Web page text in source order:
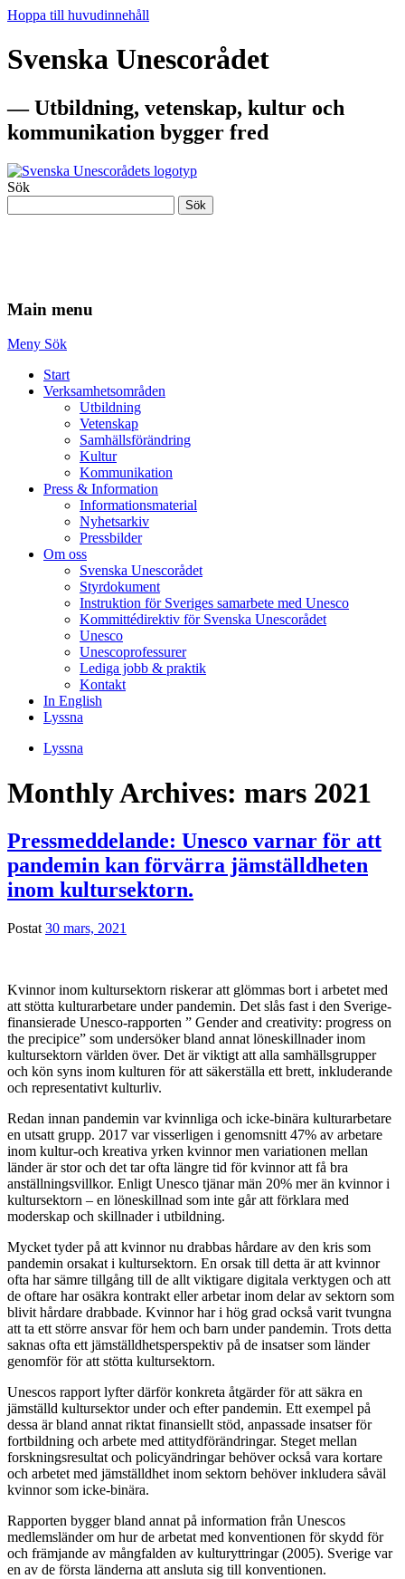
Hoppa till huvudinnehåll
Svenska Unescorådet
— Utbildning, vetenskap, kultur och
kommunikation bygger fred
Sök
Sök
Main menu
Meny Sök
Start
Verksamhetsområden
Utbildning
Vetenskap
Samhällsförändring
Kultur
Kommunikation
Press & Information
Informationsmaterial
Nyhetsarkiv
Pressbilder
Om oss
Svenska Unescorådet
Styrdokument
Instruktion för Sveriges samarbete med Unesco
Kommittédirektiv för Svenska Unescorådet
Unesco
Unescoprofessurer
Lediga jobb & praktik
Kontakt
In English
Lyssna
Lyssna
Monthly Archives: mars 2021
Pressmeddelande: Unesco varnar för att
pandemin kan förvärra jämställdheten
inom kultursektorn.
Postat 30 mars, 2021
Kvinnor inom kultursektorn riskerar att glömmas bort i arbetet med
att stötta kulturarbetare under pandemin. Det slås fast i den Sverige-
finansierade Unesco-rapporten ” Gender and creativity: progress on
the precipice” som undersöker bland annat löneskillnader inom
kultursektorn världen över. Det är viktigt att alla samhällsgrupper
och kön syns inom kulturen för att säkerställa ett brett, inkluderande
och representativt kulturliv.
Redan innan pandemin var kvinnliga och icke-binära kulturarbetare
en utsatt grupp. 2017 var visserligen i genomsnitt 47% av arbetare
inom kultur-och kreativa yrken kvinnor men variationen mellan
länder är stor och det tar ofta längre tid för kvinnor att få bra
anställningsvillkor. Enligt Unesco tjänar män 20% mer än kvinnor i
kultursektorn – en löneskillnad som inte går att förklara med
moderskap och skillnader i utbildning.
Mycket tyder på att kvinnor nu drabbas hårdare av den kris som
pandemin orsakat i kultursektorn. En orsak till detta är att kvinnor
ofta har sämre tillgång till de allt viktigare digitala verktygen och att
de oftare har osäkra kontrakt eller arbetar inom delar av sektorn som
blivit hårdare drabbade. Kvinnor har i hög grad också varit tvungna
att ta ett större ansvar för hem och barn under pandemin. Trots detta
saknas ofta ett jämställdhetsperspektiv på de insatser som länder
genomför för att stötta kultursektorn.
Unescos rapport lyfter därför konkreta åtgärder för att säkra en
jämställd kultursektor under och efter pandemin. Ett exempel på
dessa är bland annat riktat finansiellt stöd, anpassade insatser för
fortbildning och arbete med attitydförändringar. Steget mellan
forskningsresultat och policyändringar behöver också vara kortare
och arbetet med jämställdhet inom sektorn behöver inkludera såväl
kvinnor som icke-binära.
Rapporten bygger bland annat på information från Unescos
medlemsländer om hur de arbetat med konventionen för skydd för
och främjande av mångfalden av kulturyttringar (2005). Sverige var
en av de första länderna att ansluta sig till konventionen.